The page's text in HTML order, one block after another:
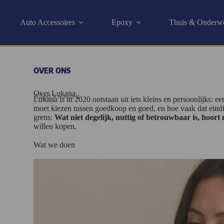
Auto Accessoires Epoxy Thuis &
OVER ONS
Over Lukana
Altijd kwaliteit.
Lukana is in 2020 ontstaan uit iets kleins en persoonlijks:
moet kiezen tussen goedkoop en goed, en hoe vaak dat
grens:Wat niet degelijk, nuttig of betrouwbaar is, hoort
willen kopen.
Wat we doen